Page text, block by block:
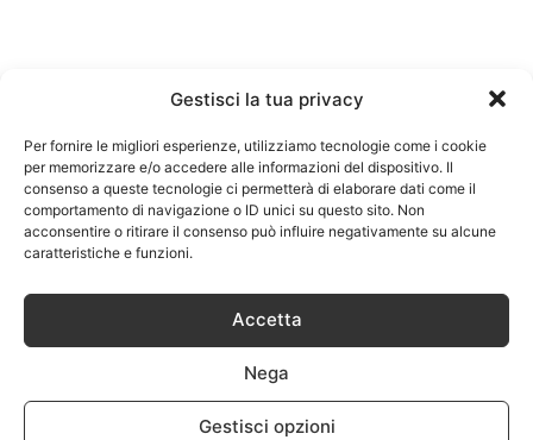
Gestisci la tua privacy
Per fornire le migliori esperienze, utilizziamo tecnologie come i cookie
per memorizzare e/o accedere alle informazioni del dispositivo. Il
consenso a queste tecnologie ci permetterà di elaborare dati come il
comportamento di navigazione o ID unici su questo sito. Non
acconsentire o ritirare il consenso può influire negativamente su alcune
caratteristiche e funzioni.
Accetta
Nega
Gestisci opzioni